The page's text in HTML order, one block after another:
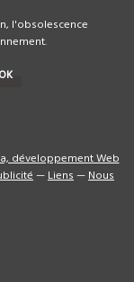
l'obsolescence
OK
développement Web
—Liens—Nous